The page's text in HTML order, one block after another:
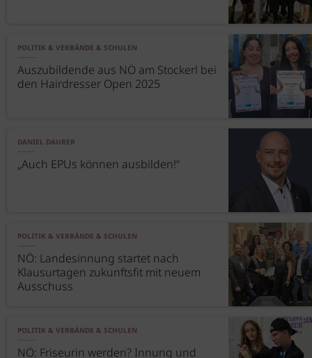
POLITIK & VERBÄNDE & SCHULEN
Auszubildende aus NÖ am Stockerl bei
den Hairdresser Open 2025
DANIEL DAURER
„Auch EPUs können ausbilden!“
POLITIK & VERBÄNDE & SCHULEN
NÖ: Landesinnung startet nach
Klausurtagen zukunftsfit mit neuem
Ausschuss
POLITIK & VERBÄNDE & SCHULEN
NÖ: Friseurin werden? Innung und